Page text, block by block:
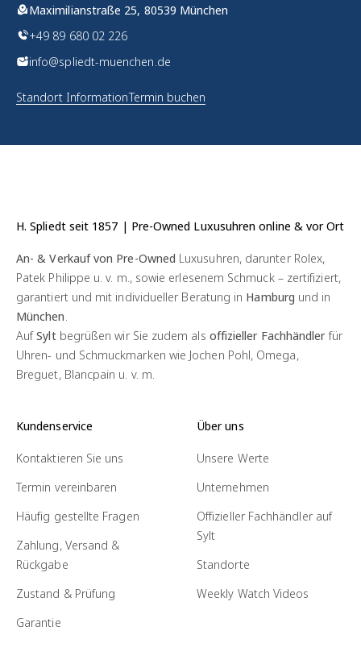
Maximilianstraße 25, 80539 München
+49 89 680 02 226
info@spliedt-muenchen.de
Standort InformationTermin buchen
H. Spliedt seit 1857 | Pre-Owned Luxusuhren online & vor Ort
An- & Verkauf von Pre-Owned Luxusuhren, darunter Rolex,
Patek Philippe u. v. m., sowie erlesenem Schmuck – zertifiziert,
garantiert und mit individueller Beratung in Hamburg und in
München
AufSyltbegrüßen wir Sie zudem als offizieller Fachhändlerfür
Uhren- und Schmuckmarken wie Jochen Pohl, Omega,
Breguet, Blancpain u. v. m.
Kundenservice
Kontaktieren Sie uns
Termin vereinbaren
Häufig gestellte Fragen
Zahlung, Versand &
Rückgabe
Zustand & Prüfung
Garantie
Über uns
Unsere Werte
Unternehmen
Offizieller Fachhändler auf
Sylt
Standorte
Weekly Watch Videos